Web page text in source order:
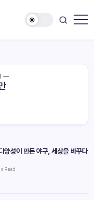
성이 만든 야구, 세상을 바꾸다
Read